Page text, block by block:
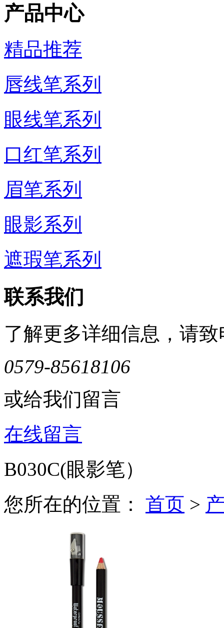
产品中心
精品推荐
唇线笔系列
眼线笔系列
口红笔系列
眉笔系列
眼影系列
遮瑕笔系列
联系我们
了解更多详细信息，请致
0579-85618106
或给我们留言
在线留言
B030C(眼影笔）
您所在的位置： 首页 >